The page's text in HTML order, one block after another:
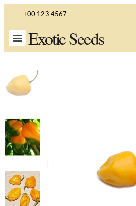
+00 123 4567
Exotic Seeds